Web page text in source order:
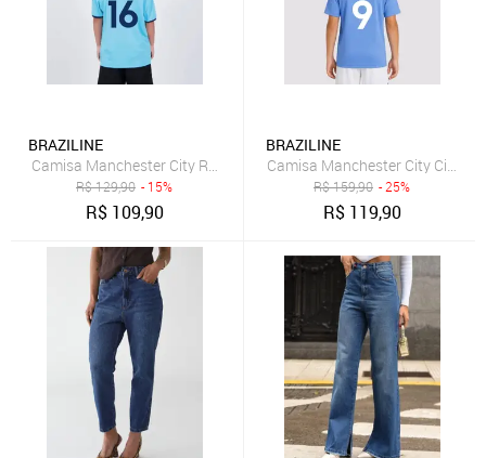
BRAZILINE
Camisa Manchester City Rodri 16 Maine Infantil Azul
R$129,90 - 15%
R$ 109,90
BRAZILINE
Camisa Manchester City
R$159,90 - 25%
R$ 119,90